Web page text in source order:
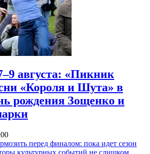
августа: «Пикник
«Короля и Шута» в
рождения Зощенко и
перед финалом: пока идет сезон